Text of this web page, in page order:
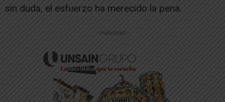
sin duda, el esfuerzo ha merecido la pena.
-- Publicidad --